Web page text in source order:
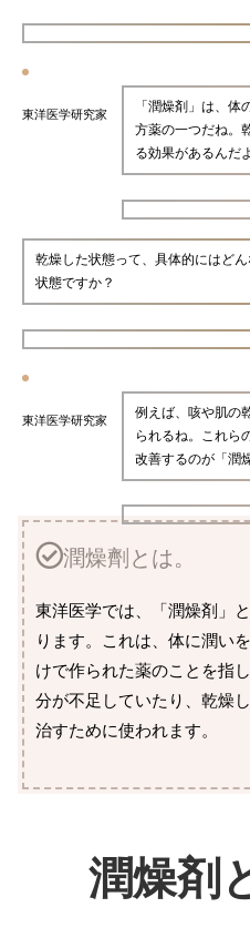
東洋医学研究家
「潤燥剤」は、
方薬の一つだね。
る効果があるんだよ
乾燥した状態って、具体的にはどん
状態ですか？
東洋医学研究家
例えば、咳や肌の
られるね。これら
改善するのが「潤
潤燥劑とは。
東洋医学では、「潤燥剤」
ります。これは、体に潤い
けで作られた薬のことを指
分が不足していたり、乾燥
治すために使われます。
潤燥剤